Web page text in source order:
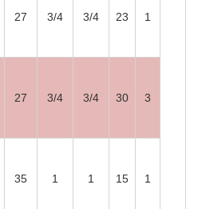
27 3/4 3/4 23 1
27 3/4 3/4 30 3
35 1 1 15 1